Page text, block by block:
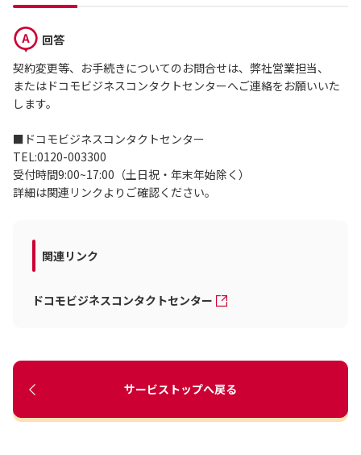
回答
契約変更等、お手続きについてのお問合せは、弊社営業担当、
またはドコモビジネスコンタクトセンターへご連絡をお願いいた
します。
■ドコモビジネスコンタクトセンター
TEL:0120-003300
受付時間9:00~17:00（土日祝・年末年始除く）
詳細は関連リンクよりご確認ください。
関連リンク
ドコモビジネスコンタクトセンター
サービストップへ戻る